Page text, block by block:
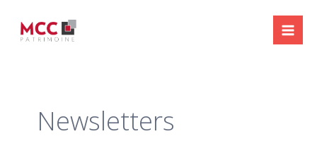
contenu
Newsletters
d’article